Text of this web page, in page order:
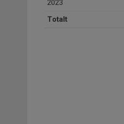
2023
Totalt